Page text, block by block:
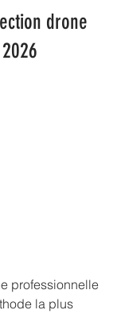
drone
professionnelle
la plus